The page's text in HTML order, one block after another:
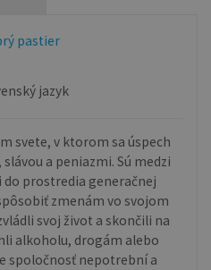
pastier
jazyk
svete, v ktorom sa úspech
a peniazmi. Sú medzi
prostredia generačnej
zmenám vo svojom
svoj život a skončili na
alkoholu, drogám alebo
spoločnosť nepotrební a